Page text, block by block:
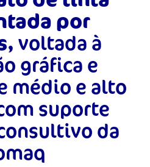
por
voltada à
gráfica e
médio e alto
suporte
da